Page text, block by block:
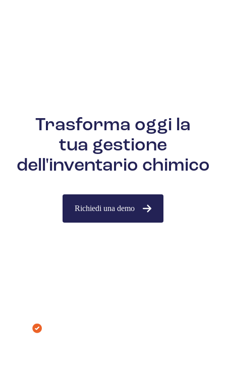
Trasforma oggi la
tua gestione
dell'inventario chimico
Richiedi una demo